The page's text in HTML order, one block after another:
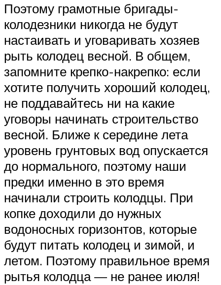
Поэтому грамотные бригады-
колодезники никогда не будут
настаивать и уговаривать хозяев
рыть колодец весной. В общем,
запомните крепко-накрепко: если
хотите получить хороший колодец,
не поддавайтесь ни на какие
уговоры начинать строительство
весной. Ближе к середине лета
уровень грунтовых вод опускается
до нормального, поэтому наши
предки именно в это время
начинали строить колодцы. При
копке доходили до нужных
водоносных горизонтов, которые
будут питать колодец и зимой, и
летом. Поэтому правильное время
рытья колодца — не ранее июля!